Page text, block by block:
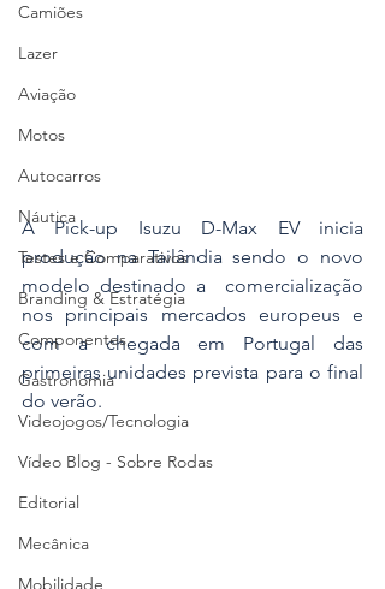
Camiões
Lazer
Aviação
Motos
Autocarros
Náutica
Testes e Comparativos
Branding & Estratégia
Componentes
Gastronomia
Videojogos/Tecnologia
Vídeo Blog - Sobre Rodas
Editorial
Mecânica
Mobilidade
A Pick-up Isuzu D-Max EV inicia
produção na Tailândia sendo o novo
modelo destinado a  comercialização
nos principais mercados europeus e
com a chegada em Portugal das
primeiras unidades prevista para o final
do verão.